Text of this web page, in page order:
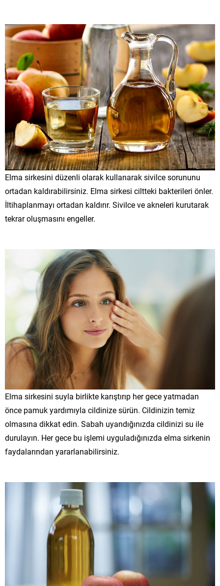
Elma sirkesini düzenli olarak kullanarak sivilce sorununu
ortadan kaldırabilirsiniz. Elma sirkesi ciltteki bakterileri önler.
İltihaplanmayı ortadan kaldırır. Sivilce ve akneleri kurutarak
tekrar oluşmasını engeller.
Elma sirkesini suyla birlikte karıştırıp her gece yatmadan
önce pamuk yardımıyla cildinize sürün. Cildinizin temiz
olmasına dikkat edin. Sabah uyandığınızda cildinizi su ile
durulayın. Her gece bu işlemi uyguladığınızda elma sirkenin
faydalarından yararlanabilirsiniz.